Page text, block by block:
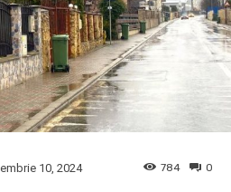
10, 2024 0
784